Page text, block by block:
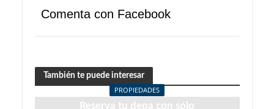
Comenta con Facebook
También te puede interesar
PROPIEDADES
Reserva tu depa con sólo